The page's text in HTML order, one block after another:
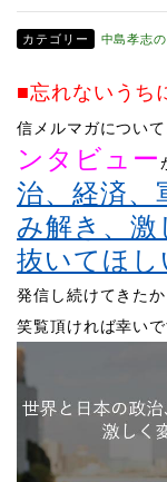
カテゴリー 中島孝志
■忘れないうち
信メルマガについ
ンタビュー
治、経済、
み解き、激
抜いてほし
発信し続けてきた
笑覧頂ければ幸いで